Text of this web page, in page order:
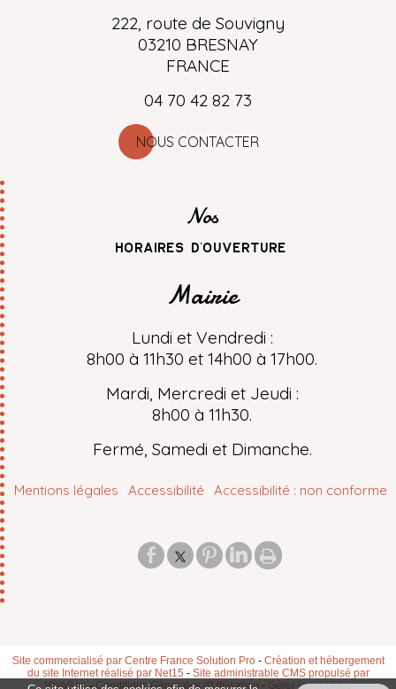
222, route de Souvigny
03210 BRESNAY
FRANCE
04 70 42 82 73
NOUS CONTACTER
Nos
horaires d'ouverture
Mairie
Lundi et Vendredi :
8h00 à 11h30 et 14h00 à 17h00.
Mardi, Mercredi et Jeudi :
8h00 à 11h30.
Fermé, Samedi et Dimanche.
Mentions légales Accessibilité Accessibilité : non conforme
Site commercialisé par Centre France Solution Pro- Création et hébergement
du site Internet réalisé par Net15 - Site administrable CMS propulsé par
WebSee-Conditions Générales d'Utilisation - Gérer les cookies